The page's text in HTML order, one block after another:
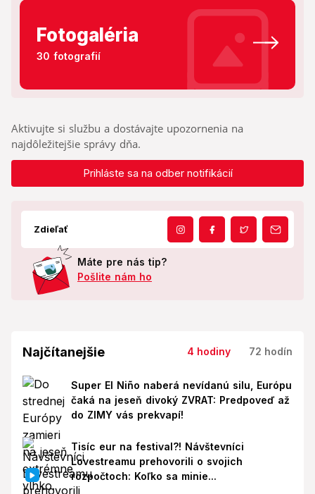
Fotogaléria
30 fotografií
Aktivujte si službu a dostávajte upozornenia na
najdôležitejšie správy dňa.
Prihláste sa na odber notifikácií
Zdieľať
Máte pre nás tip?
Pošlite nám ho
Najčítanejšie 4 hodiny 72 hodín
Super El Niño naberá nevídanú silu, Európu
čaká na jeseň divoký ZVRAT: Predpoveď až
do ZIMY vás prekvapí!
Tisíc eur na festival?! Návštevníci
Lovestreamu prehovorili o svojich
rozpočtoch: Koľko sa minie...